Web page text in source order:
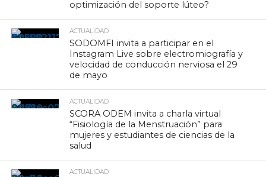
optimización del soporte lúteo?
ACTUALIDAD
SODOMFI invita a participar en el
Instagram Live sobre electromiografía y
velocidad de conducción nerviosa el 29
de mayo
ACTUALIDAD
SCORA ODEM invita a charla virtual
“Fisiología de la Menstruación” para
mujeres y estudiantes de ciencias de la
salud
ACTUALIDAD